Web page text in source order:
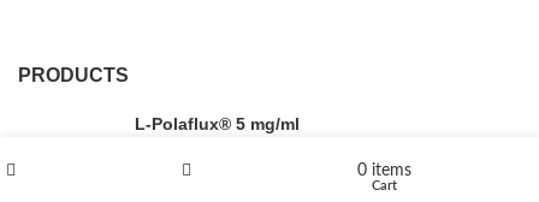
PRODUCTS
L-Polaflux® 5 mg/ml
0 items
Cart